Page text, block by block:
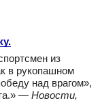
из
в рукопашном
над врагом»,
— Новости,